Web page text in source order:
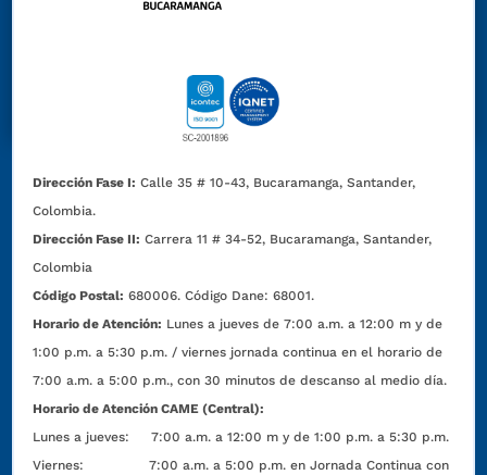
Dirección Fase I: Calle 35 # 10-43, Bucaramanga, Santander,
Colombia.
Dirección Fase II: Carrera 11 # 34-52, Bucaramanga, Santander,
Colombia
Código Postal: 680006. Código Dane: 68001.
Horario de Atención: Lunes a jueves de 7:00 a.m. a 12:00 m y de
1:00 p.m. a 5:30 p.m. / viernes jornada continua en el horario de
7:00 a.m. a 5:00 p.m., con 30 minutos de descanso al medio día.
Horario de Atención CAME (Central):
Lunes a jueves: 7:00 a.m. a 12:00 m y de 1:00 p.m. a 5:30 p.m.
Viernes: 7:00 a.m. a 5:00 p.m. en Jornada Continua con